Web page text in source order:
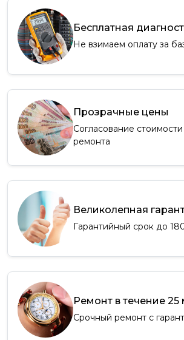
Бесплатная
Не взимаем оплату за
Прозрачные цены
Согласование
ремонта
Великолепная
Гарантийный срок до
Ремонт в течение 25
Срочный ремонт с